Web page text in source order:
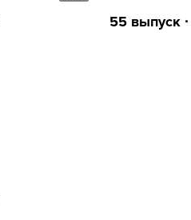
55 выпуск